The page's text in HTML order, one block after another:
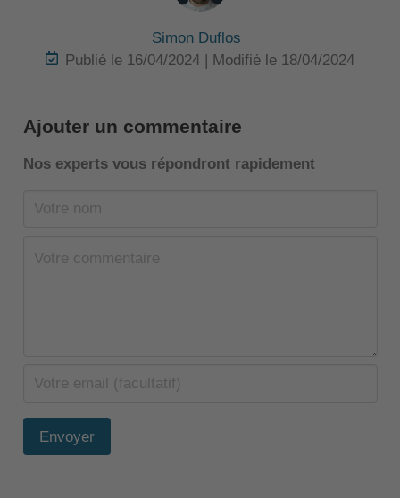
Simon Duflos
Publié le 16/04/2024 | Modifié le 18/04/2024
Ajouter un commentaire
Nos experts vous répondront rapidement
Envoyer